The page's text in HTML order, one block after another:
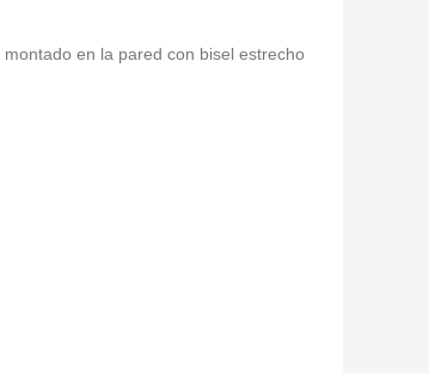
montado en la pared con bisel estrecho